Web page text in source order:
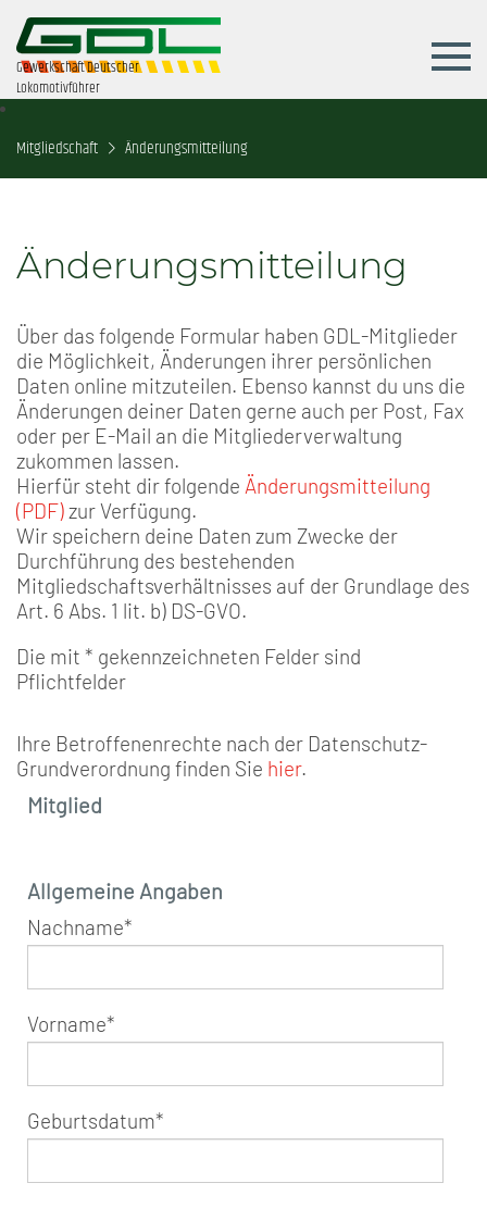
Gewerkschaft Deutscher
Lokomotivführer
Mitgliedschaft Änderungsmitteilung
Änderungsmitteilung
Über das folgende Formular haben GDL-Mitglieder
die Möglichkeit, Änderungen ihrer persönlichen
Daten online mitzuteilen. Ebenso kannst du uns die
Änderungen deiner Daten gerne auch per Post, Fax
oder per E-Mail an die Mitgliederverwaltung
zukommen lassen.
Hierfür steht dir folgende Änderungsmitteilung
(PDF)zur Verfügung.
Wir speichern deine Daten zum Zwecke der
Durchführung des bestehenden
Mitgliedschaftsverhältnisses auf der Grundlage des
Art. 6 Abs. 1 lit. b) DS-GVO.
Die mit * gekennzeichneten Felder sind
Pflichtfelder
Ihre Betroffenenrechte nach der Datenschutz-
Grundverordnung finden Sie hier.
Mitglied
Allgemeine Angaben
Nachname*
Vorname*
Geburtsdatum*